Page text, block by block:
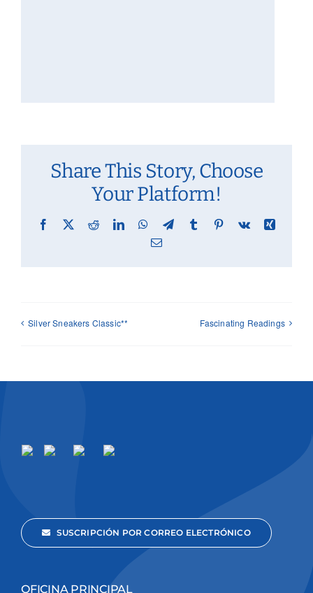
Share This Story, Choose
Your Platform!
Facebook
X RedditLinkedInWhatsApp
TelegramTumblr Pinterest
Vk
Xing
Email
Silver Sneakers Classic** Fascinating Readings
SUSCRIPCIÓN POR CORREO ELECTRÓNICO
OFICINA PRINCIPAL